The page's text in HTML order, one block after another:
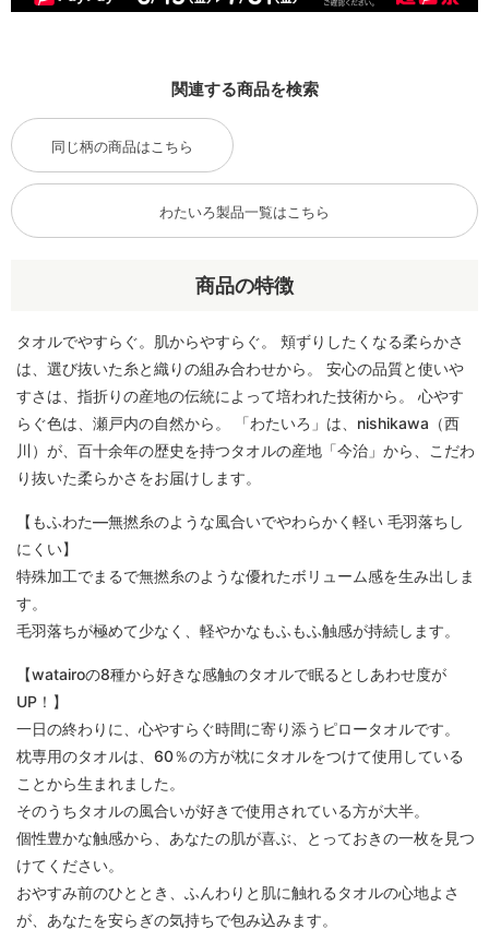
商品の特徴
タオルでやすらぐ。肌からやすらぐ。 頬ずりしたくなる柔らかさ
は、選び抜いた糸と織りの組み合わせから。 安心の品質と使いや
すさは、指折りの産地の伝統によって培われた技術から。 心やす
らぐ色は、瀬戸内の自然から。 「わたいろ」は、nishikawa（西
川）が、百十余年の歴史を持つタオルの産地「今治」から、こだわ
り抜いた柔らかさをお届けします。
【もふわた―無撚糸のような風合いでやわらかく軽い 毛羽落ちし
にくい】
特殊加工でまるで無撚糸のような優れたボリューム感を生み出しま
す。
毛羽落ちが極めて少なく、軽やかなもふもふ触感が持続します。
【watairoの8種から好きな感触のタオルで眠るとしあわせ度が
UP！】
一日の終わりに、心やすらぐ時間に寄り添うピロータオルです。
枕専用のタオルは、60％の方が枕にタオルをつけて使用している
ことから生まれました。
そのうちタオルの風合いが好きで使用されている方が大半。
個性豊かな触感から、あなたの肌が喜ぶ、とっておきの一枚を見つ
けてください。
おやすみ前のひととき、ふんわりと肌に触れるタオルの心地よさ
が、あなたを安らぎの気持ちで包み込みます。
関連する商品を検索
同じ柄の商品はこちら
わたいろ製品一覧はこちら